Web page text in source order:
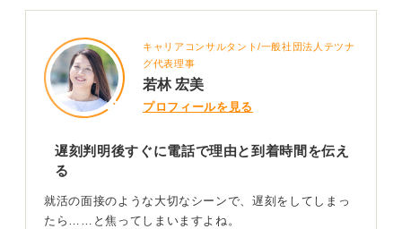
キャリアコンサルタント/一般社団法人テツナ
グ代表理事
若林 宏美
プロフィールを見る
遅刻判明後すぐに電話で理由と到着時間を伝え
る
就活の面接のような大切なシーンで、遅刻をしてしまっ
たら……と焦ってしまいますよね。